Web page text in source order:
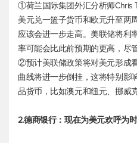
①荷兰国际集团外汇分析师Chris
美元兑一篮子货币和欧元升至两
应该会进一步走高。美联储将利
率可能会比此前预期的更高，尽
②预计美联储政策将对美元形成
曲线将进一步倒挂，这将特别影
品货币，比如澳元和纽元、挪威
2.德商银行：现在为美元欢呼为